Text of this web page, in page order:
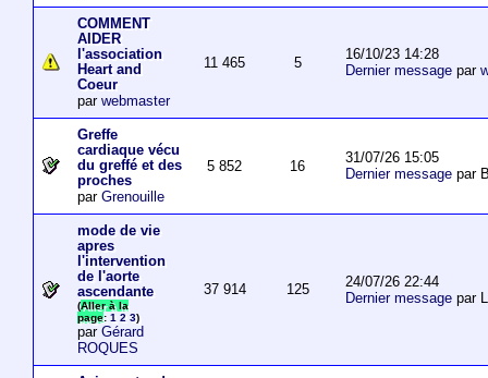
COMMENT
AIDER
l'association
Heart and
Coeur
par webmaster
11 465 5
16/10/23 14:28
Dernier messagepar
Greffe
cardiaque vécu
du greffé et des
proches
par Grenouille
5 852 16
31/07/26 15:05
Dernier messagepar
mode de vie
apres
l'intervention
de l'aorte
ascendante
(Aller à la
page: 1 2 3)
par Gérard
ROQUES
37 914 125
24/07/26 22:44
Dernier messagepar